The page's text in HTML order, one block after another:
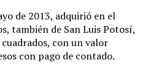
de 2013, adquirió en el
también de San Luis Potosí,
con un valor
con pago de contado.